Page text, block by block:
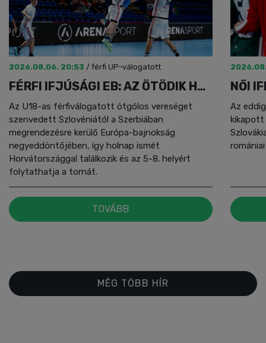
2026.08.06. 20:53 / férfi UP-válogatott
FÉRFI IFJÚSÁGI EB: AZ ÖTÖDIK HELY A TÉT
Az U18-as férfiválogatott ötgólos vereséget
szenvedett Szlovéniától a Szerbiában
megrendezésre kerülő Európa-bajnokság
negyeddöntőjében, így holnap ismét
Horvátországgal találkozik és az 5-8. helyért
folytathatja a tornát.
TOVÁBB
Az
kikapott
MÉG TÖBB HÍR